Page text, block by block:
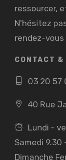
ressourcer,
N'hésitez
rendez-vous
CONTACT &
03 20 57
40 Rue
Lundi -
Samedi 9.30
Dimanche